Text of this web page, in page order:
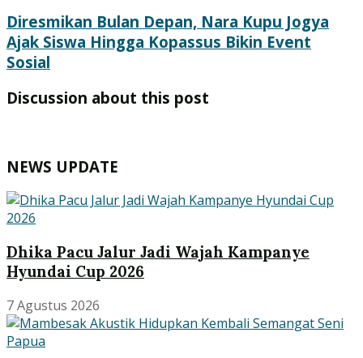
Diresmikan Bulan Depan, Nara Kupu Jogya
Ajak Siswa Hingga Kopassus Bikin Event
Sosial
Discussion about this post
NEWS UPDATE
Dhika Pacu Jalur Jadi Wajah Kampanye
Hyundai Cup 2026
7 Agustus 2026